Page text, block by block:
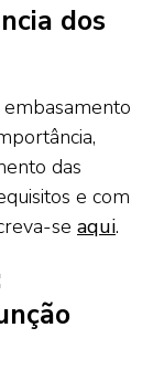
dos
das
e com
se aqui.